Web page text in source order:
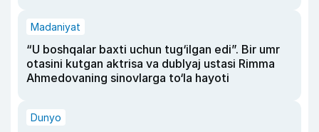
Madaniyat
“U boshqalar baxti uchun tug‘ilgan edi”. Bir umr
otasini kutgan aktrisa va dublyaj ustasi Rimma
Ahmedovaning sinovlarga to‘la hayoti
Dunyo